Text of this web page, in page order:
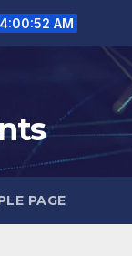
4:00:54 AM
PAGE